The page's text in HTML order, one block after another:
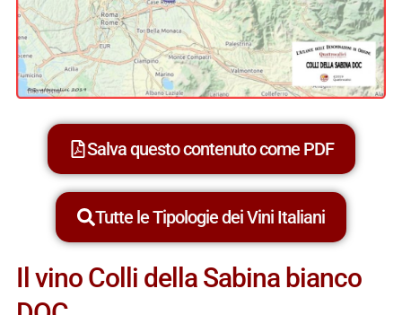
Salva questo contenuto come PDF
Tutte le Tipologie dei Vini Italiani
Il vino Colli della Sabina bianco